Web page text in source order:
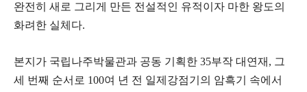
완전히 새로 그리게 만든 전설적인 유적이자 마한 왕도의
화려한 실체다.
​본지가 국립나주박물관과 공동 기획한 35부작 대연재, 그
세 번째 순서로 100여 년 전 일제강점기의 암흑기 속에서